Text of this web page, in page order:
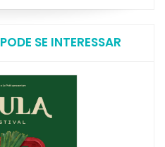
SE INTERESSAR